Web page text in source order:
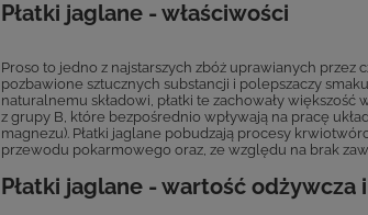
Płatki jaglane - właściwości
Proso to jedno z najstarszych zbóż uprawianych przez
pozbawione sztucznych substancji i polepszaczy
naturalnemu składowi, płatki te zachowały większość
z grupy B, które bezpośrednio wpływają na pracę
magnezu). Płatki jaglane pobudzają procesy
przewodu pokarmowego oraz, ze względu na brak
Płatki jaglane - wartość odżywcza